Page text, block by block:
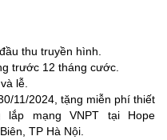
thu truyền hình.
trước 12 tháng cước.
lễ.
11/2024, tặng miễn phí thiết
lắp mạng VNPT tại Hope
TP Hà Nội.